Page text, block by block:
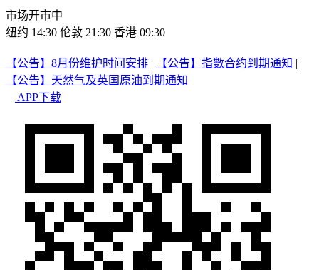
市场开市中
纽约 14:30 伦敦 21:30 香港 09:30
【公告】8月份维护时间安排 | 【公告】指數合约到期通知 |
【公告】天然气及英国原油到期通知
APP下载